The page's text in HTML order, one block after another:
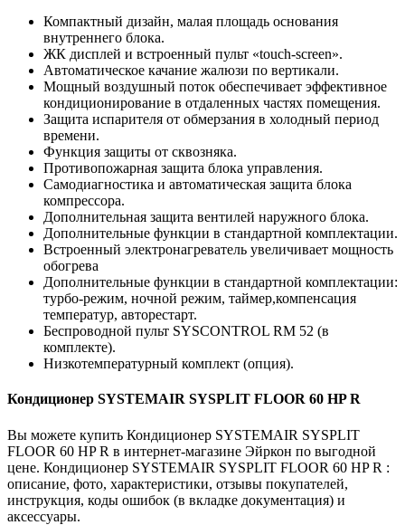
Компактный дизайн, малая площадь основания
внутреннего блока.
ЖК дисплей и встроенный пульт «touch-screen».
Автоматическое качание жалюзи по вертикали.
Мощный воздушный поток обеспечивает эффективное
кондиционирование в отдаленных частях помещения.
Защита испарителя от обмерзания в холодный период
времени.
Функция защиты от сквозняка.
Противопожарная защита блока управления.
Самодиагностика и автоматическая защита блока
компрессора.
Дополнительная защита вентилей наружного блока.
Дополнительные функции в стандартной комплектации.
Встроенный электронагреватель увеличивает мощность
обогрева
Дополнительные функции в стандартной комплектации:
турбо-режим, ночной режим, таймер,компенсация
температур, авторестарт.
Беспроводной пульт SYSCONTROL RM 52 (в
комплекте).
Низкотемпературный комплект (опция).
Кондиционер SYSTEMAIR SYSPLIT FLOOR 60 HP R
Вы можете купить Кондиционер SYSTEMAIR SYSPLIT
FLOOR 60 HP R в интернет-магазине Эйркон по выгодной
цене. Кондиционер SYSTEMAIR SYSPLIT FLOOR 60 HP R :
описание, фото, характеристики, отзывы покупателей,
инструкция, коды ошибок (в вкладке документация) и
аксессуары.